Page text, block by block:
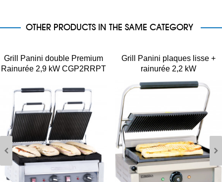
OTHER PRODUCTS IN THE SAME CATEGORY
Grill Panini double Premium
Rainurée 2,9 kW CGP2RRPT
Grill Panini plaques lisse +
rainurée 2,2 kW